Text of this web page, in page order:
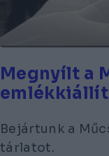
Megnyílt a
Bejártunk a
tárlatot.